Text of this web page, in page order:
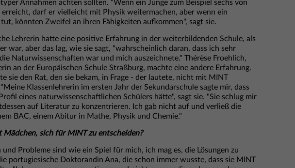
Annahmen achten sollten. "Wenn ein Junge zum Beispiel sechs von
erreicht, darf er vielleicht mit Physik weitermachen, aber wenn ein
tut, könnten Zweifel an ihren Fähigkeiten aufkommen", sagt sie.
Lehrerin hatte eine positive Erfahrung in der weiterbildenden Schule, als
war, aber das lag, wie sie sagt, "wahrscheinlich daran, dass ich sehr
Naturwissenschaften war und mich auszeichnete." Thérèse Froehlich,
an der Europäischen Schule Straßburg, machte eine andere Erfahrung.
sie den Rat, den sie bekam, in Frage - der lautete, nicht mit MINT
Klassenlehrerin im ersten Jahr der Sekundarschule sagte mir, dass
eines naturwissenschaftlichen Schülers hätte", sagt sie. "Sie schlug mir
auf Literatur zu konzentrieren. Ich gab nicht auf und verließ die
BAC, einem Abitur in Mathe, Physik und Chemie."
Mädchen, sich für MINT zu entscheiden?
und Probleme sind wie ein Spiel für mich, ich mag es, die Lösungen zu
portugiesische Doktorandin Ana, die schon immer wusste, dass sie MINT